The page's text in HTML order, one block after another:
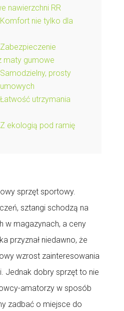
nawierzchni RR
nie tylko dla
maty gumowe
prosty
utrzymania
ekologią pod ramię
sprzęt sportowy.
sztangi schodzą na
w magazynach, a ceny
przyznał niedawno, że
wzrost zainteresowania
Jednak dobry sprzęt to nie
amatorzy w sposób
zadbać o miejsce do